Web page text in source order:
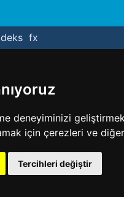
deneyiminizi
için çerezleri ve
Tercihleri değiştir
fx